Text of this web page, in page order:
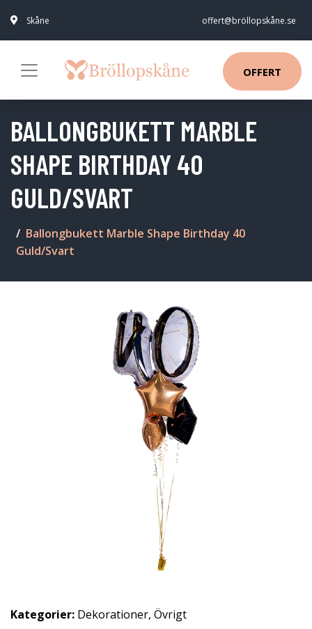
Skåne offert@bröllopskåne.se
OFFERT
BALLONGBUKETT MARBLE
SHAPE BIRTHDAY 40
GULD/SVART
Ballongbukett Marble Shape Birthday 40
Guld/Svart
Kategorier: Dekorationer, Övrigt